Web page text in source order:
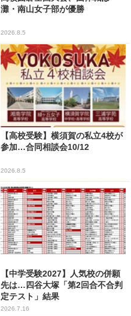
灘・南山女子部が優勝
2026.8.5
【高校受験】横須賀の私立4校が
参加…合同相談会10/12
2026.8.5
【中学受験2027】人気校の併願
先は…四谷大塚「第2回合不合判
定テスト」結果
2026.7.16